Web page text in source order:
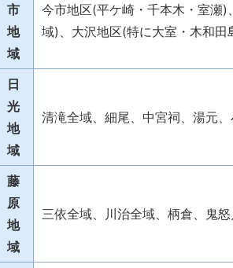
市
地
域
今市地区(平ケ崎・千本木・室瀬
域)、大沢地区(特に大室・木和
日
光
地
域
清滝全域、細尾、中宮祠、湯元
藤
原
地
域
三依全域、川治全域、柄倉、鬼